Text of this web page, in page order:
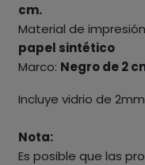
cm.
Material de
papel sintético
Marco: Negro de 2
Incluye vidrio de
Nota:
Es posible que las